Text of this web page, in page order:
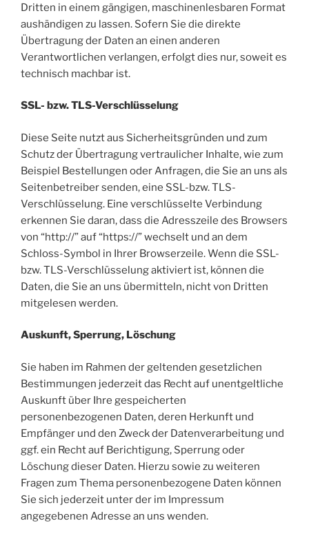
Dritten in einem gängigen, maschinenlesbaren Format
aushändigen zu lassen. Sofern Sie die direkte
Übertragung der Daten an einen anderen
Verantwortlichen verlangen, erfolgt dies nur, soweit es
technisch machbar ist.
SSL- bzw. TLS-Verschlüsselung
Diese Seite nutzt aus Sicherheitsgründen und zum
Schutz der Übertragung vertraulicher Inhalte, wie zum
Beispiel Bestellungen oder Anfragen, die Sie an uns als
Seitenbetreiber senden, eine SSL-bzw. TLS-
Verschlüsselung. Eine verschlüsselte Verbindung
erkennen Sie daran, dass die Adresszeile des Browsers
von “http://” auf “https://” wechselt und an dem
Schloss-Symbol in Ihrer Browserzeile. Wenn die SSL-
bzw. TLS-Verschlüsselung aktiviert ist, können die
Daten, die Sie an uns übermitteln, nicht von Dritten
mitgelesen werden.
Auskunft, Sperrung, Löschung
Sie haben im Rahmen der geltenden gesetzlichen
Bestimmungen jederzeit das Recht auf unentgeltliche
Auskunft über Ihre gespeicherten
personenbezogenen Daten, deren Herkunft und
Empfänger und den Zweck der Datenverarbeitung und
ggf. ein Recht auf Berichtigung, Sperrung oder
Löschung dieser Daten. Hierzu sowie zu weiteren
Fragen zum Thema personenbezogene Daten können
Sie sich jederzeit unter der im Impressum
angegebenen Adresse an uns wenden.